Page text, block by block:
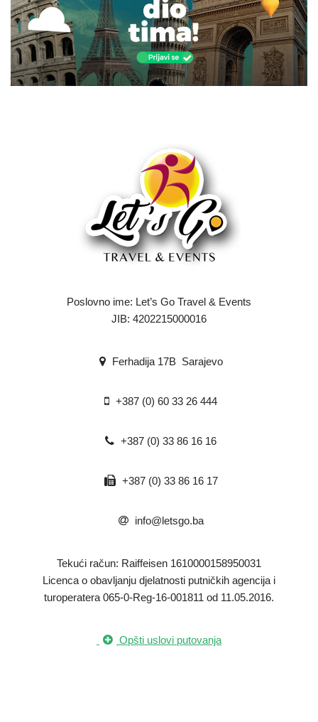
Poslovno ime: Let’s Go Travel & Events
JIB: 4202215000016
Ferhadija 17B Sarajevo
+387 (0) 60 33 26 444
+387 (0) 33 86 16 16
+387 (0) 33 86 16 17
info@letsgo.ba
Tekući račun: Raiffeisen 1610000158950031
​Licenca o obavljanju djelatnosti putničkih agencija i
turoperatera 065-0-Reg-16-001811 od 11.05.2016.
Opšti uslovi putovanja